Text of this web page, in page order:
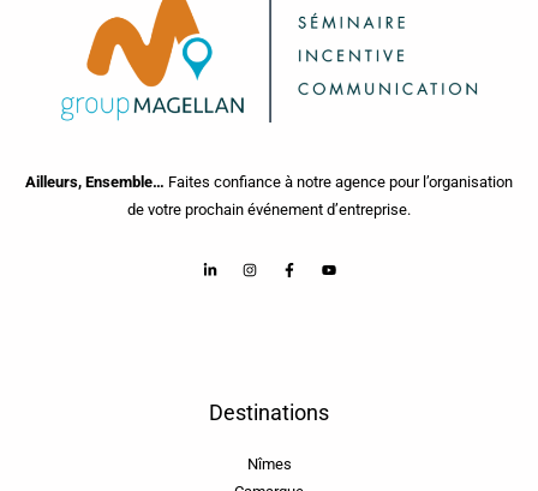
Ailleurs, Ensemble… Faites confiance à notre agence pour l’organisation
de votre prochain événement d’entreprise.
Destinations
Nîmes